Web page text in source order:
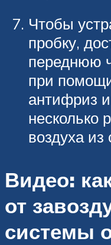
Чтобы
пробку,
переднюю
при
антифриз и
несколько
воздуха
Видео:
от
системы